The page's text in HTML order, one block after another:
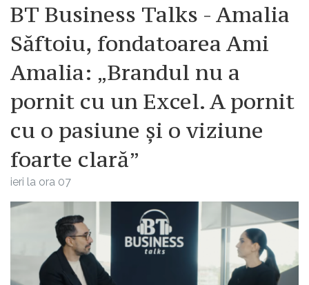
BT Business Talks - Amalia
Săftoiu, fondatoarea Ami
Amalia: „Brandul nu a
pornit cu un Excel. A pornit
cu o pasiune și o viziune
foarte clară”
ieri la ora 07